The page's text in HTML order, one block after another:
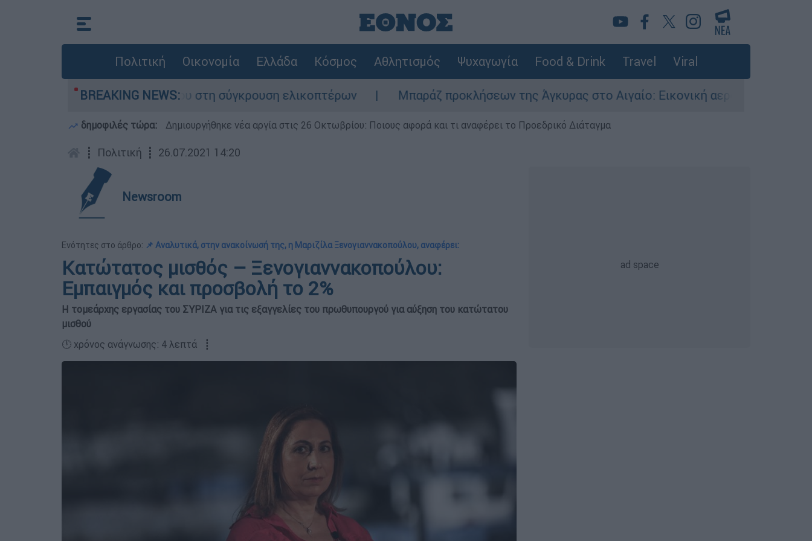
Πολιτική Οικονομία Ελλάδα Κόσμος Αθλητισμός Ψυχαγωγία Food & Drink Travel Viral
BREAKING NEWS:
που έχασε τη ζωή του στη σύγκρουση ελικοπτέρων Μπαράζ προκλήσεων της Άγκυρας στο Αιγαίο: Εικονική αερομαχία ανάμεσα σε
δημοφιλές τώρα: Δημιουργήθηκε νέα αργία στις 26 Οκτωβρίου: Ποιους αφορά και τι αναφέρει το Προεδρικό Διάταγμα
┋ Πολιτική ┋ 26.07.2021 14:20
Newsroom
Ενότητες στο άρθρο: 📌 Αναλυτικά, στην ανακοίνωσή της, η Μαριζίλα Ξενογιαννακοπούλου, αναφέρει:
Κατώτατος μισθός – Ξενογιαννακοπούλου:
Εμπαιγμός και προσβολή το 2%
Η τομεάρχης εργασίας του ΣΥΡΙΖΑ για τις εξαγγελίες του πρωθυπουργού για αύξηση του κατώτατου
μισθού
🕛 χρόνος ανάγνωσης: 4 λεπτά ┋